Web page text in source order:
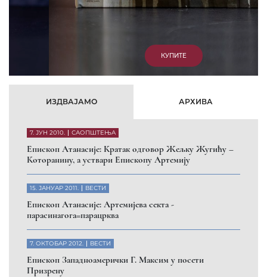
КУПИТЕ
ИЗДВАЈАМО АРХИВА
7. ЈУН 2010. САОПШТЕЊА
Eпископ Атанасије: Кратак одговор Жељку Жугићу –
Которанину, а уствари Епископу Артемију
15. ЈАНУАР 2011. ВЕСТИ
Eпископ Атанасије: Артемијева секта -
парасинагога=парацрква
7. ОКТОБАР 2012. ВЕСТИ
Eпископ Западноамерички Г. Максим у посети
Призрену